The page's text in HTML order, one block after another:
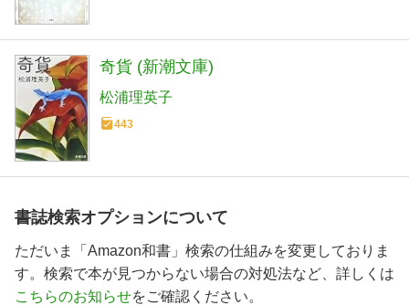
奇貨 (新潮文庫)
松浦理英子
443
書誌検索オプションについて
ただいま「Amazon和書」検索の仕組みを変更しておりま
す。検索で本が見つからない場合の対処法など、詳しくは
こちらのお知らせをご確認ください。